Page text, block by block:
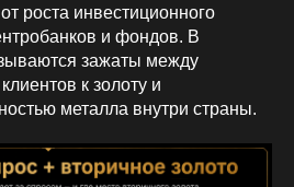
роста инвестиционного
и фондов. В
зажаты между
к золоту и
металла внутри страны.